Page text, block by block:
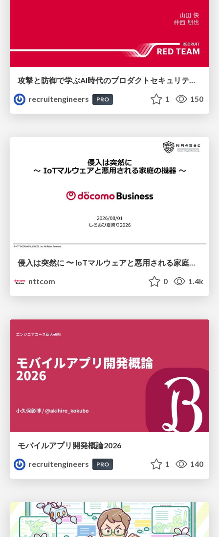
攻撃と防御で学ぶAI時代のプロダクトセキュリティ演習
recruitengineers
PRO 1 150
侵入は突然に 〜 IoTマルウェアと悪用される家庭の機器 ～ / When Intrusion Strikes: IoT Malware and the Abuse of Home Devices
nttcom
0 1.4k
モバイルアプリ開発概論2026
recruitengineers
PRO 1 140